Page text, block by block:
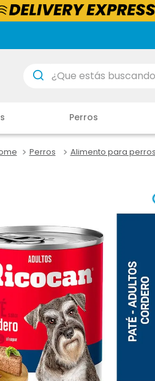
¿Que estás buscando?
Perros
Perros Alimento para perros